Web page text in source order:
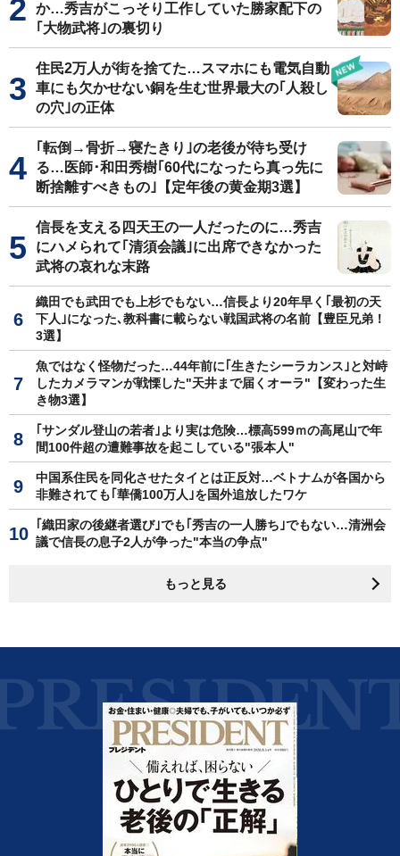
か…秀吉がこっそり工作していた勝家配下の
｢大物武将｣の裏切り
住民2万人が街を捨てた…スマホにも電気自動
車にも欠かせない銅を生む世界最大の｢人殺し
の穴｣の正体
｢転倒→骨折→寝たきり｣の老後が待ち受け
る…医師･和田秀樹｢60代になったら真っ先に
断捨離すべきもの｣【定年後の黄金期3選】
信長を支える四天王の一人だったのに…秀吉
にハメられて｢清須会議｣に出席できなかった
武将の哀れな末路
織田でも武田でも上杉でもない…信長より20年早く｢最初の天
下人｣になった､教科書に載らない戦国武将の名前【豊臣兄弟！
3選】
魚ではなく怪物だった…44年前に｢生きたシーラカンス｣と対峙
したカメラマンが戦慄した"天井まで届くオーラ"【変わった生
き物3選】
｢サンダル登山の若者｣より実は危険…標高599ｍの高尾山で年
間100件超の遭難事故を起こしている"張本人"
中国系住民を同化させたタイとは正反対…ベトナムが各国から
非難されても｢華僑100万人｣を国外追放したワケ
｢織田家の後継者選び｣でも｢秀吉の一人勝ち｣でもない…清洲会
議で信長の息子2人が争った"本当の争点"
もっと見る